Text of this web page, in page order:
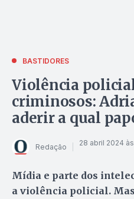
BASTIDORES
Violência
criminosos:
aderir a qual
Redação 28 abril 2024
Mídia e parte dos
a violência policial.